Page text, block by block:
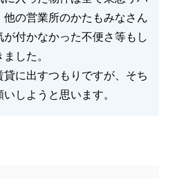
じる
の営業所のかたもみなさん
付かなかった不便さ等もし
した。
に出すつもりですが、そち
しようと思います。